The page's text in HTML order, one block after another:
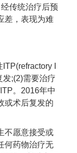
传统治疗后预
差，表现为难
I
;(2)需要治疗
。2016年中
或术后复发的
不愿意接受或
何药物治疗无